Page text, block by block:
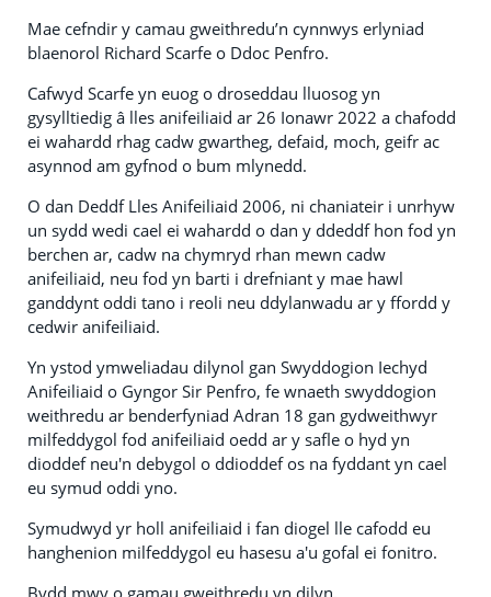
Mae cefndir y camau gweithredu’n cynnwys erlyniad
blaenorol Richard Scarfe o Ddoc Penfro.
Cafwyd Scarfe yn euog o droseddau lluosog yn
gysylltiedig â lles anifeiliaid ar 26 Ionawr 2022 a chafodd
ei wahardd rhag cadw gwartheg, defaid, moch, geifr ac
asynnod am gyfnod o bum mlynedd.
O dan Deddf Lles Anifeiliaid 2006, ni chaniateir i unrhyw
un sydd wedi cael ei wahardd o dan y ddeddf hon fod yn
berchen ar, cadw na chymryd rhan mewn cadw
anifeiliaid, neu fod yn barti i drefniant y mae hawl
ganddynt oddi tano i reoli neu ddylanwadu ar y ffordd y
cedwir anifeiliaid.
Yn ystod ymweliadau dilynol gan Swyddogion Iechyd
Anifeiliaid o Gyngor Sir Penfro, fe wnaeth swyddogion
weithredu ar benderfyniad Adran 18 gan gydweithwyr
milfeddygol fod anifeiliaid oedd ar y safle o hyd yn
dioddef neu'n debygol o ddioddef os na fyddant yn cael
eu symud oddi yno.
Symudwyd yr holl anifeiliaid i fan diogel lle cafodd eu
hanghenion milfeddygol eu hasesu a'u gofal ei fonitro.
Bydd mwy o gamau gweithredu yn dilyn.